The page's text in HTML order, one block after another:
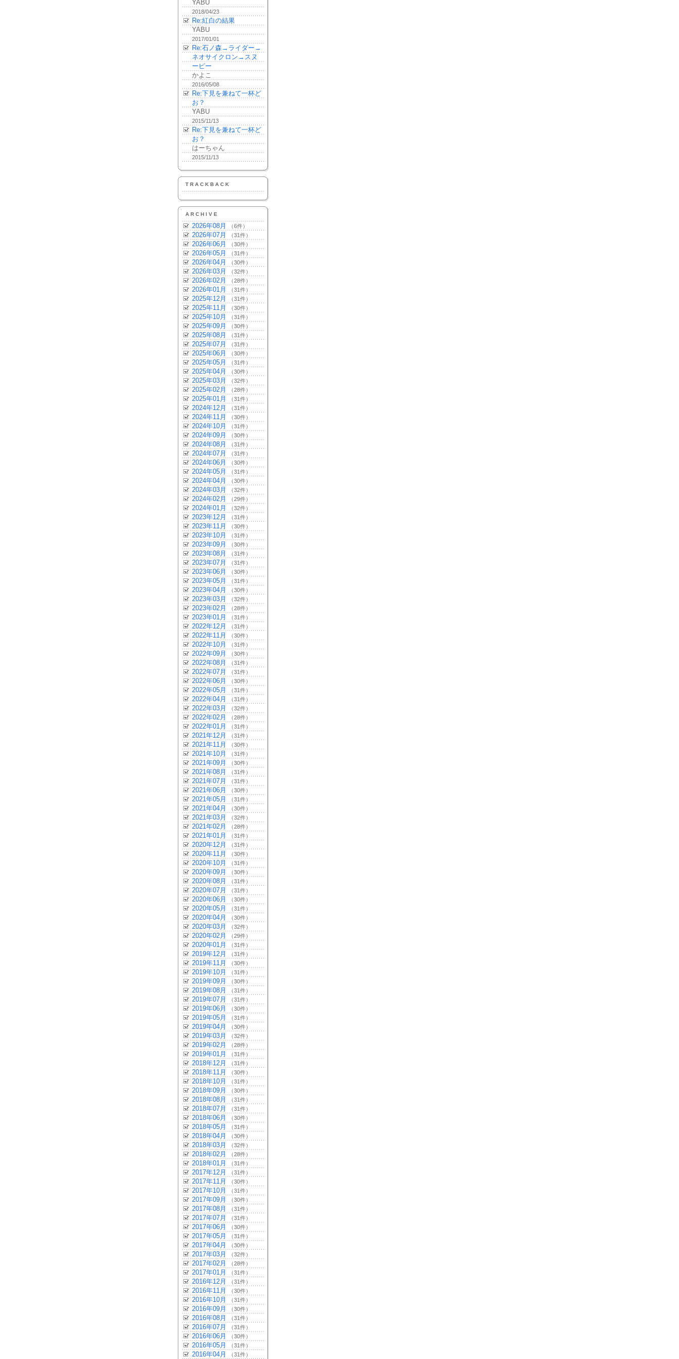
YABU
2018/04/23
Re:紅白の結果
YABU
2017/01/01
Re:石ノ森→ライダー→
ネオサイクロン→スヌ
ーピー
かよこ
2016/05/08
Re:下見を兼ねて一杯ど
お？
YABU
2015/11/13
Re:下見を兼ねて一杯ど
お？
はーちゃん
2015/11/13
TRACKBACK
ARCHIVE
2026年08月 （6件）
2026年07月 （31件）
2026年06月 （30件）
2026年05月 （31件）
2026年04月 （30件）
2026年03月 （32件）
2026年02月 （28件）
2026年01月 （31件）
2025年12月 （31件）
2025年11月 （30件）
2025年10月 （31件）
2025年09月 （30件）
2025年08月 （31件）
2025年07月 （31件）
2025年06月 （30件）
2025年05月 （31件）
2025年04月 （30件）
2025年03月 （32件）
2025年02月 （28件）
2025年01月 （31件）
2024年12月 （31件）
2024年11月 （30件）
2024年10月 （31件）
2024年09月 （30件）
2024年08月 （31件）
2024年07月 （31件）
2024年06月 （30件）
2024年05月 （31件）
2024年04月 （30件）
2024年03月 （32件）
2024年02月 （29件）
2024年01月 （32件）
2023年12月 （31件）
2023年11月 （30件）
2023年10月 （31件）
2023年09月 （30件）
2023年08月 （31件）
2023年07月 （31件）
2023年06月 （30件）
2023年05月 （31件）
2023年04月 （30件）
2023年03月 （32件）
2023年02月 （28件）
2023年01月 （31件）
2022年12月 （31件）
2022年11月 （30件）
2022年10月 （31件）
2022年09月 （30件）
2022年08月 （31件）
2022年07月 （31件）
2022年06月 （30件）
2022年05月 （31件）
2022年04月 （31件）
2022年03月 （32件）
2022年02月 （28件）
2022年01月 （31件）
2021年12月 （31件）
2021年11月 （30件）
2021年10月 （31件）
2021年09月 （30件）
2021年08月 （31件）
2021年07月 （31件）
2021年06月 （30件）
2021年05月 （31件）
2021年04月 （30件）
2021年03月 （32件）
2021年02月 （28件）
2021年01月 （31件）
2020年12月 （31件）
2020年11月 （30件）
2020年10月 （31件）
2020年09月 （30件）
2020年08月 （31件）
2020年07月 （31件）
2020年06月 （30件）
2020年05月 （31件）
2020年04月 （30件）
2020年03月 （32件）
2020年02月 （29件）
2020年01月 （31件）
2019年12月 （31件）
2019年11月 （30件）
2019年10月 （31件）
2019年09月 （30件）
2019年08月 （31件）
2019年07月 （31件）
2019年06月 （30件）
2019年05月 （31件）
2019年04月 （30件）
2019年03月 （32件）
2019年02月 （28件）
2019年01月 （31件）
2018年12月 （31件）
2018年11月 （30件）
2018年10月 （31件）
2018年09月 （30件）
2018年08月 （31件）
2018年07月 （31件）
2018年06月 （30件）
2018年05月 （31件）
2018年04月 （30件）
2018年03月 （32件）
2018年02月 （28件）
2018年01月 （31件）
2017年12月 （31件）
2017年11月 （30件）
2017年10月 （31件）
2017年09月 （30件）
2017年08月 （31件）
2017年07月 （31件）
2017年06月 （30件）
2017年05月 （31件）
2017年04月 （30件）
2017年03月 （32件）
2017年02月 （28件）
2017年01月 （31件）
2016年12月 （31件）
2016年11月 （30件）
2016年10月 （31件）
2016年09月 （30件）
2016年08月 （31件）
2016年07月 （31件）
2016年06月 （30件）
2016年05月 （31件）
2016年04月 （31件）